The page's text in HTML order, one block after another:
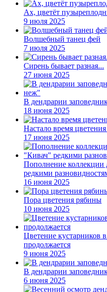
Ах, цветёт
9 июля 2025
Волшебный танец фей
7 июля 2025
Сирень бывает разная...
27 июня 2025
В дендрарии
18 июня 2025
Настало время
17 июня 2025
Пополнение коллекции
редкими
16 июня 2025
Пора цветения рябины
10 июня 2025
Цветение кустарников
продолжается
9 июня 2025
В дендрарии
6 июня 2025